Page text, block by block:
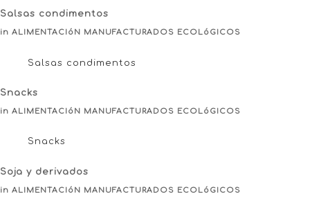
Salsas condimentos
in ALIMENTACIóN MANUFACTURADOS ECOLóGICOS
Salsas condimentos
Snacks
in ALIMENTACIóN MANUFACTURADOS ECOLóGICOS
Snacks
Soja y derivados
in ALIMENTACIóN MANUFACTURADOS ECOLóGICOS